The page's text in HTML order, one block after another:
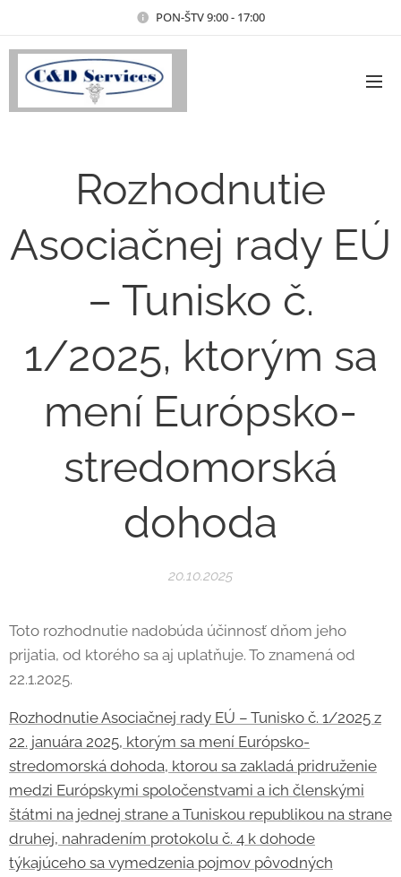
PON-ŠTV 9:00 - 17:00
Rozhodnutie
Asociačnej rady EÚ
– Tunisko č.
1/2025, ktorým sa
mení Európsko-
stredomorská
dohoda
20.10.2025
Toto rozhodnutie nadobúda účinnosť dňom jeho
prijatia, od ktorého sa aj uplatňuje. To znamená od
22.1.2025.
Rozhodnutie Asociačnej rady EÚ – Tunisko č. 1/2025 z
22. januára 2025, ktorým sa mení Európsko-
stredomorská dohoda, ktorou sa zakladá pridruženie
medzi Európskymi spoločenstvami a ich členskými
štátmi na jednej strane a Tuniskou republikou na strane
druhej, nahradením protokolu č. 4 k dohode
týkajúceho sa vymedzenia pojmov pôvodných